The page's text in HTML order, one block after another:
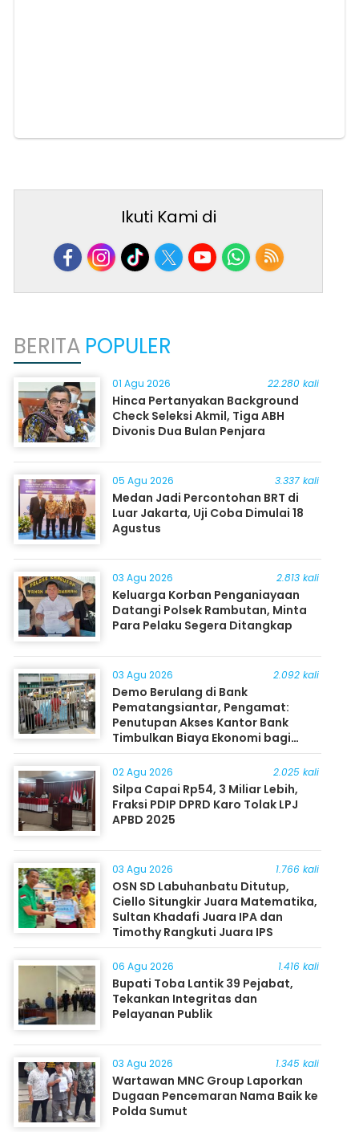
Ikuti Kami di
BERITA POPULER
01 Agu 2026 22.280 kali
Hinca Pertanyakan Background
Check Seleksi Akmil, Tiga ABH
Divonis Dua Bulan Penjara
05 Agu 2026 3.337 kali
Medan Jadi Percontohan BRT di
Luar Jakarta, Uji Coba Dimulai 18
Agustus
03 Agu 2026 2.813 kali
Keluarga Korban Penganiayaan
Datangi Polsek Rambutan, Minta
Para Pelaku Segera Ditangkap
03 Agu 2026 2.092 kali
Demo Berulang di Bank
Pematangsiantar, Pengamat:
Penutupan Akses Kantor Bank
Timbulkan Biaya Ekonomi bagi
Masyarakat
02 Agu 2026 2.025 kali
Silpa Capai Rp54, 3 Miliar Lebih,
Fraksi PDIP DPRD Karo Tolak LPJ
APBD 2025
03 Agu 2026 1.766 kali
OSN SD Labuhanbatu Ditutup,
Ciello Situngkir Juara Matematika,
Sultan Khadafi Juara IPA dan
Timothy Rangkuti Juara IPS
06 Agu 2026 1.416 kali
Bupati Toba Lantik 39 Pejabat,
Tekankan Integritas dan
Pelayanan Publik
03 Agu 2026 1.345 kali
Wartawan MNC Group Laporkan
Dugaan Pencemaran Nama Baik ke
Polda Sumut